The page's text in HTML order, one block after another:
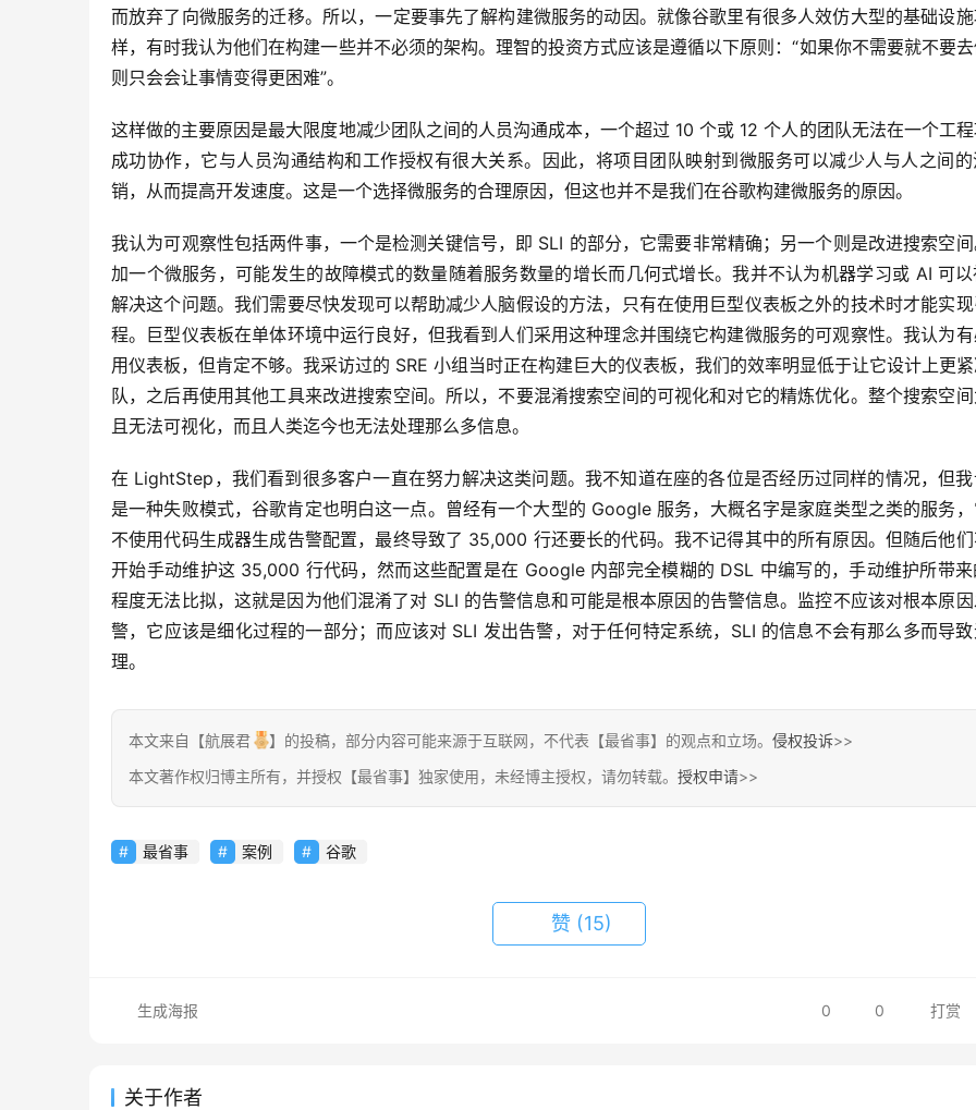
而放弃了向微服务的迁移。所以，一定要事先了解构建微服务的动因。就像谷歌里有很多人效仿大型的基础设
样，有时我认为他们在构建一些并不必须的架构。理智的投资方式应该是遵循以下原则：“如果你不需要就不要
则只会会让事情变得更困难”。
这样做的主要原因是最大限度地减少团队之间的人员沟通成本，一个超过 10 个或 12 个人的团队无法在一个工
成功协作，它与人员沟通结构和工作授权有很大关系。因此，将项目团队映射到微服务可以减少人与人之间
销，从而提高开发速度。这是一个选择微服务的合理原因，但这也并不是我们在谷歌构建微服务的原因。
我认为可观察性包括两件事，一个是检测关键信号，即 SLI 的部分，它需要非常精确；另一个则是改进搜索空
加一个微服务，可能发生的故障模式的数量随着服务数量的增长而几何式增长。我并不认为机器学习或 AI 可
解决这个问题。我们需要尽快发现可以帮助减少人脑假设的方法，只有在使用巨型仪表板之外的技术时才能实
程。巨型仪表板在单体环境中运行良好，但我看到人们采用这种理念并围绕它构建微服务的可观察性。我认为
用仪表板，但肯定不够。我采访过的 SRE 小组当时正在构建巨大的仪表板，我们的效率明显低于让它设计上更
队，之后再使用其他工具来改进搜索空间。所以，不要混淆搜索空间的可视化和对它的精炼优化。整个搜索空间
且无法可视化，而且人类迄今也无法处理那么多信息。
在 LightStep，我们看到很多客户一直在努力解决这类问题。我不知道在座的各位是否经历过同样的情况，但
是一种失败模式，谷歌肯定也明白这一点。曾经有一个大型的 Google 服务，大概名字是家庭类型之类的服务
不使用代码生成器生成告警配置，最终导致了 35,000 行还要长的代码。我不记得其中的所有原因。但随后他
开始手动维护这 35,000 行代码，然而这些配置是在 Google 内部完全模糊的 DSL 中编写的，手动维护所带来
程度无法比拟，这就是因为他们混淆了对 SLI 的告警信息和可能是根本原因的告警信息。监控不应该对根本原
警，它应该是细化过程的一部分；而应该对 SLI 发出告警，对于任何特定系统，SLI 的信息不会有那么多而导
理。
本文来自【航展君 】的投稿，部分内容可能来源于互联网，不代表【最省事】的观点和立场。 侵权投诉>>
本文著作权归博主所有，并授权【最省事】独家使用，未经博主授权，请勿转载。 授权申请>>
最省事 案例 谷歌
赞 (15)
0 0 打赏
生成海报
关于作者